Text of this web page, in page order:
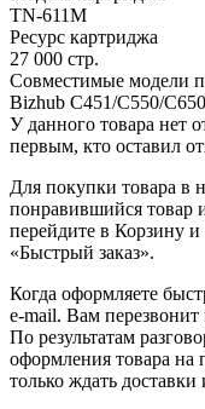
TN-611M
Ресурс картриджа
27 000 стр.
Совместимые модели
Bizhub C451/C550/C650
У данного товара нет
первым, кто оставил
Для покупки товара в
понравившийся товар
перейдите в Корзину
«Быстрый заказ».
Когда оформляете
e-mail. Вам перезвонит
По результатам
оформления товара на
только ждать